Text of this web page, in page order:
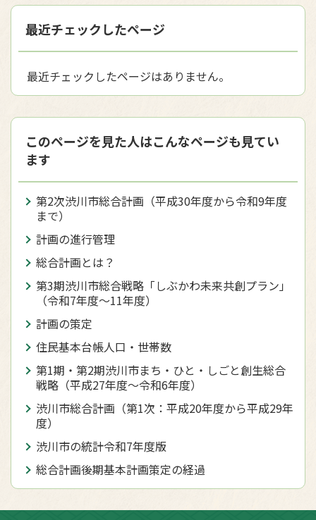
最近チェックしたページ
最近チェックしたページはありません。
このページを見た人はこんなページも見てい
ます
第2次渋川市総合計画（平成30年度から令和9年度
まで）
計画の進行管理
総合計画とは？
第3期渋川市総合戦略「しぶかわ未来共創プラン」
（令和7年度〜11年度）
計画の策定
住民基本台帳人口・世帯数
第1期・第2期渋川市まち・ひと・しごと創生総合
戦略（平成27年度〜令和6年度）
渋川市総合計画（第1次：平成20年度から平成29年
度）
渋川市の統計令和7年度版
総合計画後期基本計画策定の経過